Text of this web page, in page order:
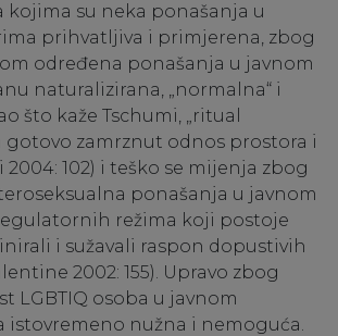
kojima su neka ponašanja u
prihvatljiva i primjerena, zbog
određena ponašanja u javnom
naturalizirana, „normalna“ i
što kaže Tschumi, „ritual
gotovo zamrznut odnos prostora i
2004: 102) i teško se mijenja zbog
ponašanja u javnom
režima koji postoje
i sužavali raspon dopustivih
2002: 155). Upravo zbog
LGBTIQ osoba u javnom
istovremeno nužna i nemoguća.